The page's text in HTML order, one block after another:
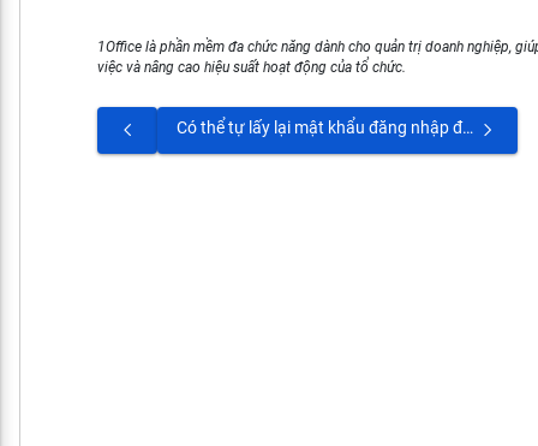
1Office là phần mềm đa chức năng dành cho quản trị doanh nghiệp,
việc và nâng cao hiệu suất hoạt động của tổ chức.
Có thể tự lấy lại mật khẩu đăng nhập được không?